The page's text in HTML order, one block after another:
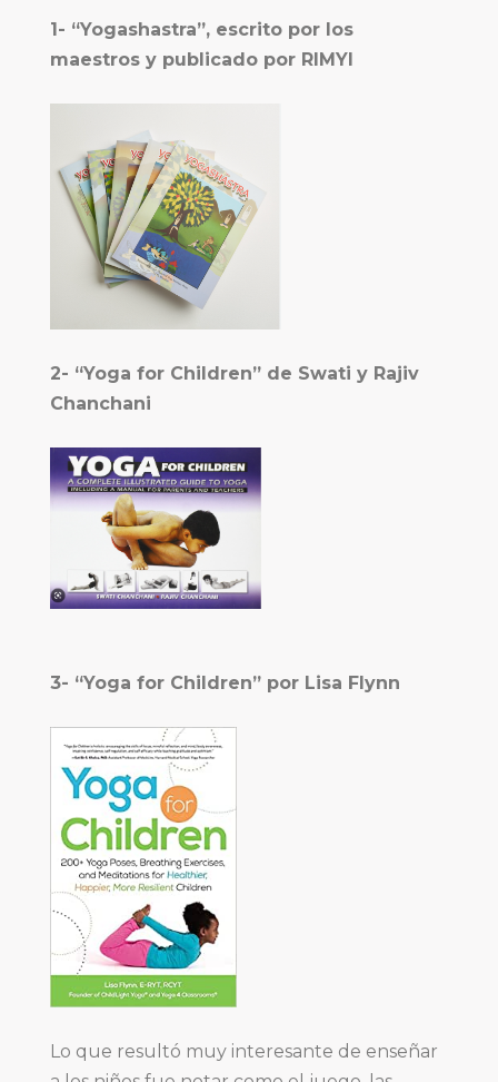
1- “Yogashastra”, escrito por los
maestros y publicado por RIMYI
2- “Yoga for Children” de Swati y Rajiv
Chanchani
3- “Yoga for Children” por Lisa Flynn
Lo que resultó muy interesante de enseñar